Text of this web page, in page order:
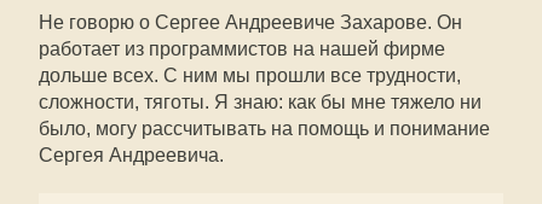
Не говорю о Сергее Андреевиче Захарове. Он
работает из программистов на нашей фирме
дольше всех. С ним мы прошли все трудности,
сложности, тяготы. Я знаю: как бы мне тяжело ни
было, могу рассчитывать на помощь и понимание
Сергея Андреевича.